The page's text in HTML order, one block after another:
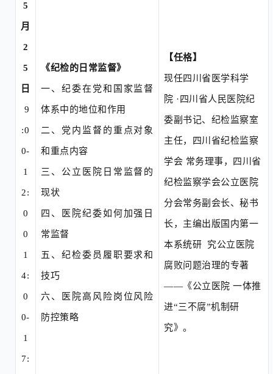
5
月
2
5
日
9
:0
0-
1
2:
0
0
1
4:
0
0-
1
7:
《纪检的日常监督》
一、 纪委在党和国家监督
体系中的地位和作用
二、 党内监督的重点对象
和重点内容
三、 公立医院日常监督的
现状
四、 医院纪委如何加强日
常监督
五、 纪检委员履职要求和
技巧
六、 医院高风险岗位风险
防控策略
【任格】
现任四川省医学科学
院 ·四川省人民医院纪
委副书记、纪检监察室
主任，四川省纪检监察
学会 常务理事，四川省
纪检监察学会公立医院
分会常务副会长、秘书
长，主编出版国内第一
本系统研 究公立医院
腐败问题治理的专著
——《公立医院 一体推
进“三不腐”机制研
究》。